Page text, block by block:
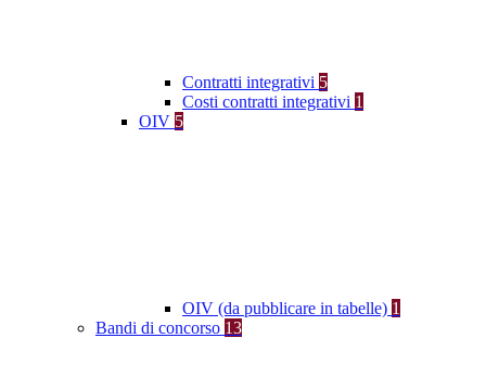
Contratti integrativi 5
Costi contratti integrativi 1
OIV 5
OIV (da pubblicare in tabelle) 1
Bandi di concorso 13